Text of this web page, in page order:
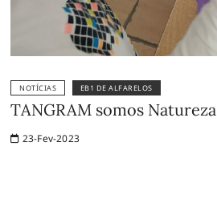
NOTÍCIAS EB1 DE ALFARELOS
TANGRAM somos Natureza
23-Fev-2023